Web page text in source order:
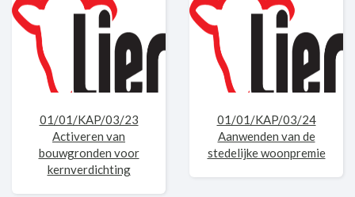
01/01/KAP/03/23
Activeren van
bouwgronden voor
kernverdichting
01/01/KAP/03/24
Aanwenden van de
stedelijke woonpremie